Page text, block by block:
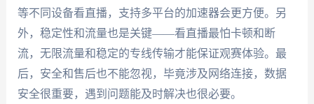
等不同设备看直播，支持多平台的加速器会更方便。另
外，稳定性和流量也是关键——看直播最怕卡顿和断
流，无限流量和稳定的专线传输才能保证观赛体验。最
后，安全和售后也不能忽视，毕竟涉及网络连接，数据
安全很重要，遇到问题能及时解决也很必要。